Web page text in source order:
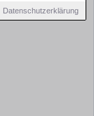
Datenschutzerklärung